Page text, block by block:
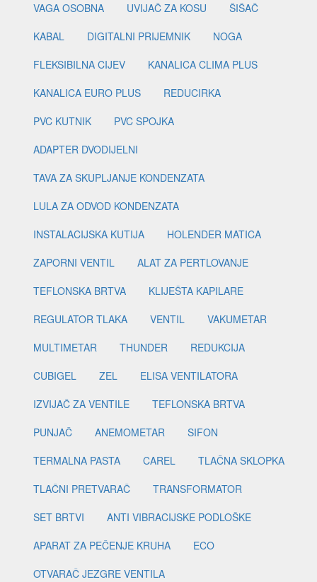
VAGA OSOBNA
UVIJAČ ZA KOSU
ŠIŠAČ
KABAL
DIGITALNI PRIJEMNIK
NOGA
FLEKSIBILNA CIJEV
KANALICA CLIMA PLUS
KANALICA EURO PLUS
REDUCIRKA
PVC KUTNIK
PVC SPOJKA
ADAPTER DVODIJELNI
TAVA ZA SKUPLJANJE KONDENZATA
LULA ZA ODVOD KONDENZATA
INSTALACIJSKA KUTIJA
HOLENDER MATICA
ZAPORNI VENTIL
ALAT ZA PERTLOVANJE
TEFLONSKA BRTVA
KLIJEŠTA KAPILARE
REGULATOR TLAKA
VENTIL
VAKUMETAR
MULTIMETAR
THUNDER
REDUKCIJA
CUBIGEL
ZEL
ELISA VENTILATORA
IZVIJAČ ZA VENTILE
TEFLONSKA BRTVA
PUNJAČ
ANEMOMETAR
SIFON
TERMALNA PASTA
CAREL
TLAČNA SKLOPKA
TLAČNI PRETVARAČ
TRANSFORMATOR
SET BRTVI
ANTI VIBRACIJSKE PODLOŠKE
APARAT ZA PEČENJE KRUHA
ECO
OTVARAČ JEZGRE VENTILA